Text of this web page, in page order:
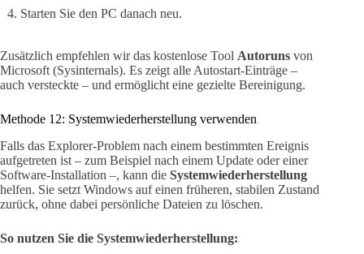
Starten Sie den PC danach neu.
Zusätzlich empfehlen wir das kostenlose Tool Autoruns von
Microsoft (Sysinternals). Es zeigt alle Autostart-Einträge –
auch versteckte – und ermöglicht eine gezielte Bereinigung.
Methode 12: Systemwiederherstellung verwenden
Falls das Explorer-Problem nach einem bestimmten Ereignis
aufgetreten ist – zum Beispiel nach einem Update oder einer
Software-Installation –, kann die Systemwiederherstellung
helfen. Sie setzt Windows auf einen früheren, stabilen Zustand
zurück, ohne dabei persönliche Dateien zu löschen.
So nutzen Sie die Systemwiederherstellung: